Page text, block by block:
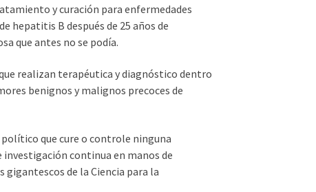
y curación para enfermedades
hepatitis B después de 25 años de
que antes no se podía.
realizan terapéutica y diagnóstico dentro
benignos y malignos precoces de
que cure o controle ninguna
investigación continua en manos de
de la Ciencia para la